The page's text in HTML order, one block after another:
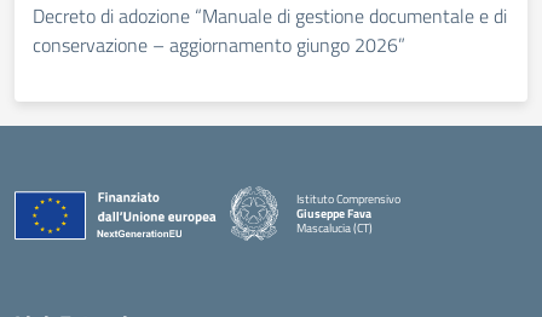
Decreto di adozione “Manuale di gestione documentale e di
conservazione – aggiornamento giungo 2026”
Istituto Comprensivo
Giuseppe Fava
Mascalucia (CT)